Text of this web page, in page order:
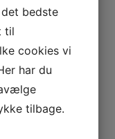
fra
blevet en
til
dimittenderne.
bedste
til
cookies vi
har du
tilbage.